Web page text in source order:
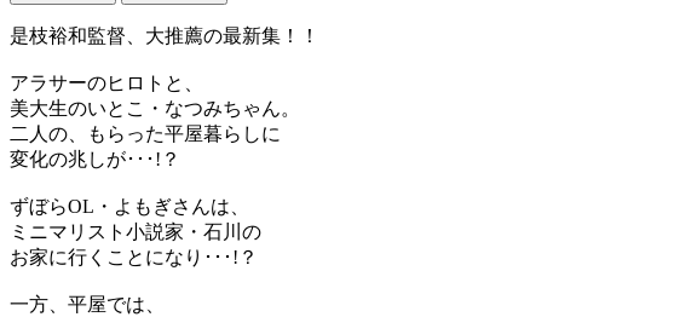
是枝裕和監督、大推薦の最新集！！
アラサーのヒロトと、
美大生のいとこ・なつみちゃん。
二人の、もらった平屋暮らしに
変化の兆しが･･･!？
ずぼらOL・よもぎさんは、
ミニマリスト小説家・石川の
お家に行くことになり･･･!？
一方、平屋では、